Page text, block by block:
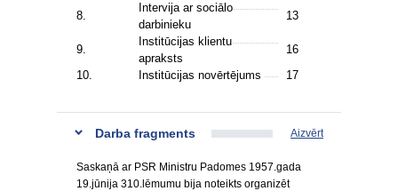
8.
Intervija ar sociālo
darbinieku
13
9.
Institūcijas klientu
apraksts
16
10.
Institūcijas novērtējums 17
Darba fragments Aizvērt
Saskaņā ar PSR Ministru Padomes 1957.gada
19.jūnija 310.lēmumu bija noteikts organizēt